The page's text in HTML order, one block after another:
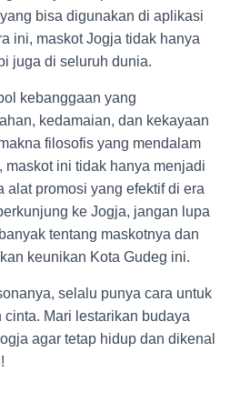
yang bisa digunakan di aplikasi
ini, maskot Jogja tidak hanya
juga di seluruh dunia.
kebanggaan yang
kedamaian, dan kekayaan
filosofis yang mendalam
ini tidak hanya menjadi
alat promosi yang efektif di era
ke Jogja, jangan lupa
tentang maskotnya dan
keunikan Kota Gudeg ini.
selalu punya cara untuk
Mari lestarikan budaya
agar tetap hidup dan dikenal